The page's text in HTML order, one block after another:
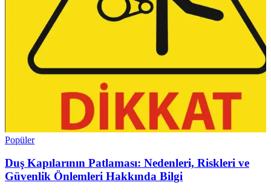
Popüler
Duş Kapılarının Patlaması: Nedenleri, Riskleri ve
Güvenlik Önlemleri Hakkında Bilgi